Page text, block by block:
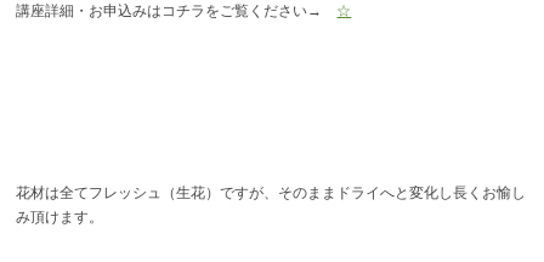
講座詳細・お申込みはコチラをご覧ください→ ☆
花材は全てフレッシュ（生花）ですが、そのままドライへと変化し長くお愉し
み頂けます。